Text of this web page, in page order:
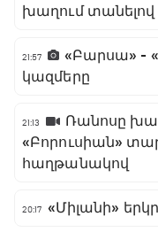
խաղում
21:57
«Բարսա» -
կազմերը
21:13
Ռանոսը
«Բորուսիան»
հաղթանակով
20:17 «Միլանի»